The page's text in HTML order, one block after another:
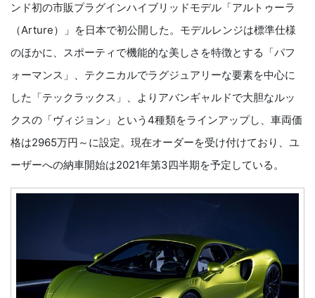
ンド初の市販プラグインハイブリッドモデル「アルトゥーラ
（Arture）」を日本で初公開した。モデルレンジは標準仕様
のほかに、スポーティで機能的な美しさを特徴とする「パフ
ォーマンス」、テクニカルでラグジュアリーな要素を中心に
した「テックラックス」、よりアバンギャルドで大胆なルッ
クスの「ヴィジョン」という4種類をラインアップし、車両価
格は2965万円～に設定。現在オーダーを受け付けており、ユ
ーザーへの納車開始は2021年第3四半期を予定している。